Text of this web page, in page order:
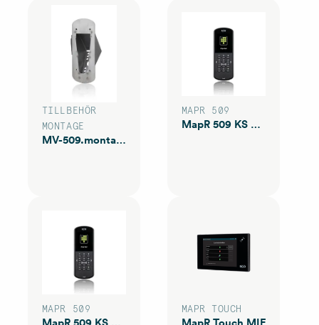
TILLBEHÖR
MONTAGE
MV-509.montagevinkel rf.
MAPR 509
MapR 509 KS MIF
MAPR 509 MAPR TOUCH